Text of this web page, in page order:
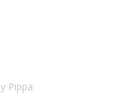
Pippa